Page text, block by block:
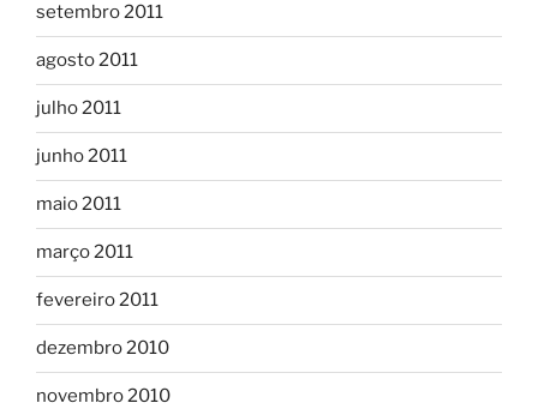
setembro 2011
agosto 2011
julho 2011
junho 2011
maio 2011
março 2011
fevereiro 2011
dezembro 2010
novembro 2010